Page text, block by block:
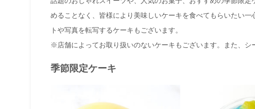
めることなく、皆様により美味しいケーキを食べてもらいたい
トや写真を転写するケーキもございます。
※店舗によってお取り扱いのないケーキもございます。また、シ
季節限定ケーキ